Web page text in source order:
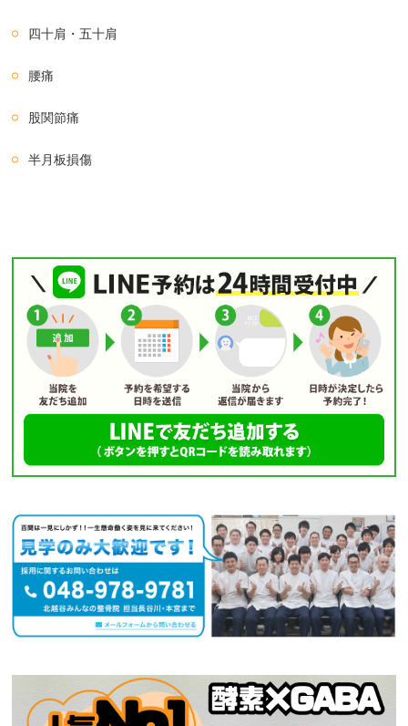
四十肩・五十肩
腰痛
股関節痛
半月板損傷